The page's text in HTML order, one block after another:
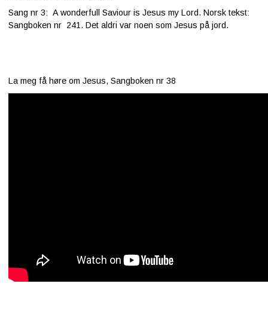
Sang nr 3: A wonderfull Saviour is Jesus my Lord. Norsk tekst:
Sangboken nr 241. Det aldri var noen som Jesus på jord.
La meg få høre om Jesus, Sangboken nr 38